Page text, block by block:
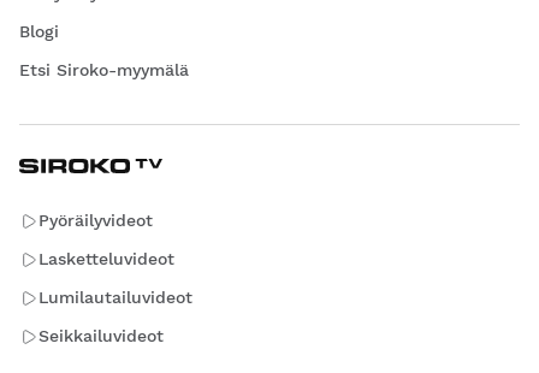
Blogi
Etsi Siroko-myymälä
Pyöräilyvideot
Lasketteluvideot
Lumilautailuvideot
Seikkailuvideot